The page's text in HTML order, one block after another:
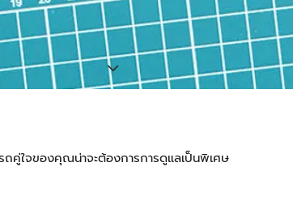
คู่ใจของคุณน่าจะต้องการการดูแลเป็นพิเศษ